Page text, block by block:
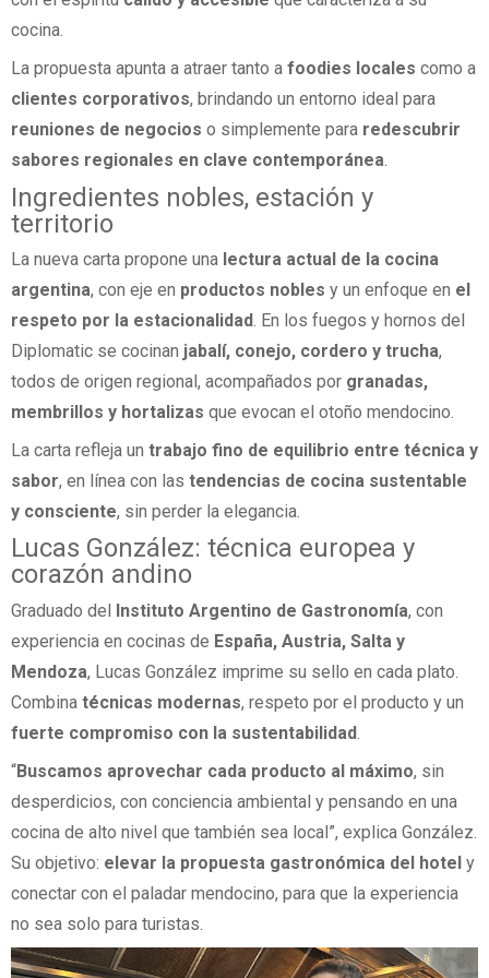
cocina.
La propuesta apunta a atraer tanto a foodies locales como a
clientes corporativos, brindando un entorno ideal para
reuniones de negocios o simplemente para redescubrir
sabores regionales en clave contemporánea.
Ingredientes nobles, estación y
territorio
La nueva carta propone una lectura actual de la cocina
argentina, con eje en productos nobles y un enfoque en el
respeto por la estacionalidad. En los fuegos y hornos del
Diplomatic se cocinan jabalí, conejo, cordero y trucha,
todos de origen regional, acompañados por granadas,
membrillos y hortalizas que evocan el otoño mendocino.
La carta refleja un trabajo fino de equilibrio entre técnica y
sabor, en línea con las tendencias de cocina sustentable
y consciente, sin perder la elegancia.
Lucas González: técnica europea y
corazón andino
Graduado del Instituto Argentino de Gastronomía, con
experiencia en cocinas de España, Austria, Salta y
Mendoza, Lucas González imprime su sello en cada plato.
Combina técnicas modernas, respeto por el producto y un
fuerte compromiso con la sustentabilidad
“Buscamos aprovechar cada producto al máximo, sin
desperdicios, con conciencia ambiental y pensando en una
cocina de alto nivel que también sea local”, explica González.
Su objetivo: elevar la propuesta gastronómica del hotel y
conectar con el paladar mendocino, para que la experiencia
no sea solo para turistas.